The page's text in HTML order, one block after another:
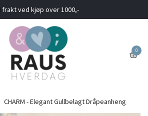
frakt ved kjøp over 1000,-
0
CHARM - Elegant Gullbelagt Dråpeanheng